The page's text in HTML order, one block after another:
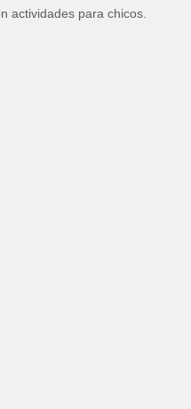
actividades para chicos.